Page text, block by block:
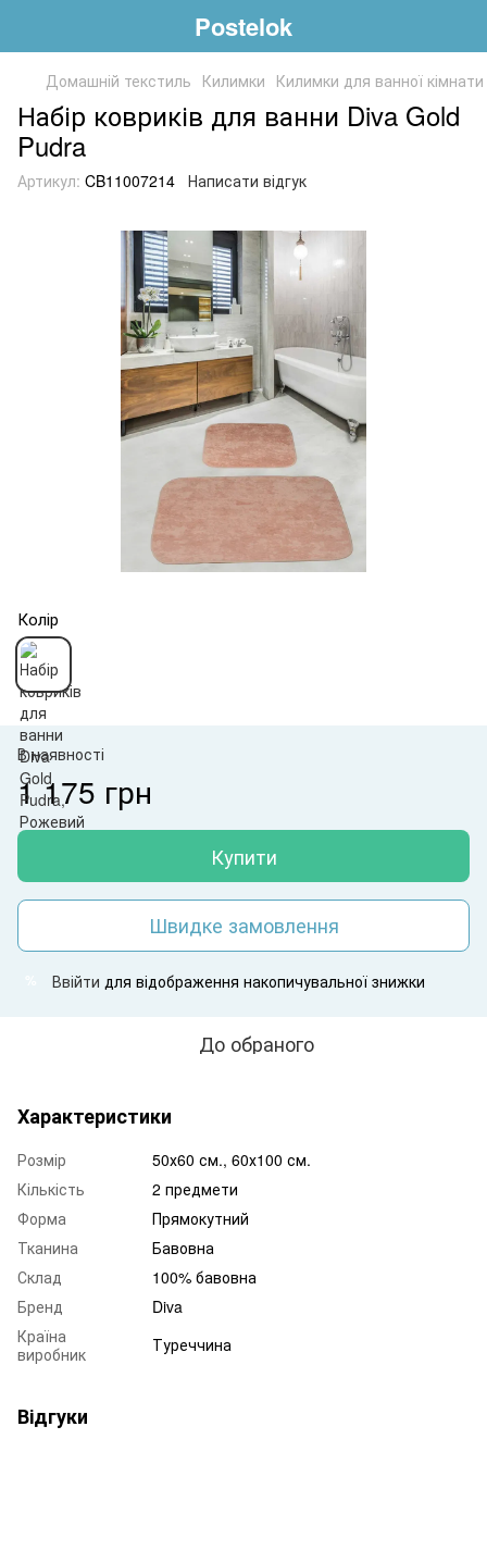
Postelok
Домашній текстиль Килимки Килимки для ванної кімнати
Набір ковриків для ванни Diva Gold
Pudra
Артикул: CB11007214 Написати відгук
Колір
В наявності
1 175 грн
Купити
Швидке замовлення
Ввійти для відображення накопичувальної знижки
До обраного
Характеристики
Розмір
50х60 см., 60х100 см.
Кількість
2 предмети
Форма
Прямокутний
Тканина
Бавовна
Склад
100% бавовна
Бренд
Diva
Країна
виробник
Туреччина
Відгуки